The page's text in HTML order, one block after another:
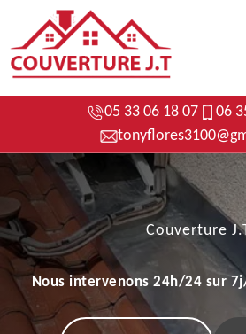
05 33 06 18 07
06
Couverture
Nous intervenons 24h/24 sur